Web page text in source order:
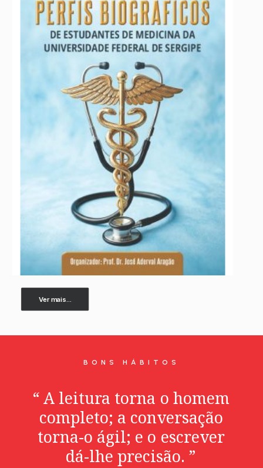
Ver mais...
BONS HÁBITOS
“ A leitura torna o homem
completo; a conversação
torna-o ágil; e o escrever
dá-lhe precisão. ”